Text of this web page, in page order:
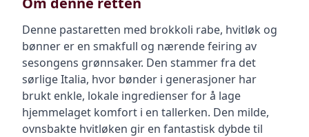
Denne pastaretten med brokkoli rabe, hvitløk og
bønner er en smakfull og nærende feiring av
sesongens grønnsaker. Den stammer fra det
sørlige Italia, hvor bønder i generasjoner har
brukt enkle, lokale ingredienser for å lage
hjemmelaget komfort i en tallerken. Den milde,
ovnsbakte hvitløken gir en fantastisk dybde til